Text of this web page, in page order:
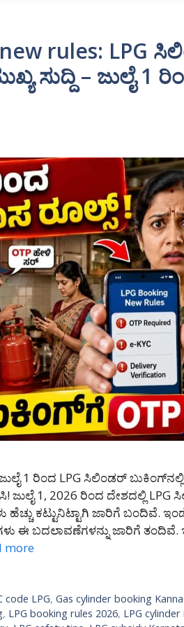
rules: LPG
ಸುದ್ದಿ – ಜುಲೈ
1 ರಿಂದ LPG ಸಿಲಿಂಡರ್
ಜುಲೈ 1, 2026 ರಿಂದ ದೇಶದಲ್ಲಿ
ಕಟ್ಟುನಿಟ್ಟಾಗಿ ಜಾರಿಗೆ ಬಂದಿವೆ.
ಈ ಬದಲಾವಣೆಗಳನ್ನು ಜಾರಿಗೆ ತಂದಿವೆ.
more
code LPG,Gas cylinder booking
, LPG booking rules 2026, LPG